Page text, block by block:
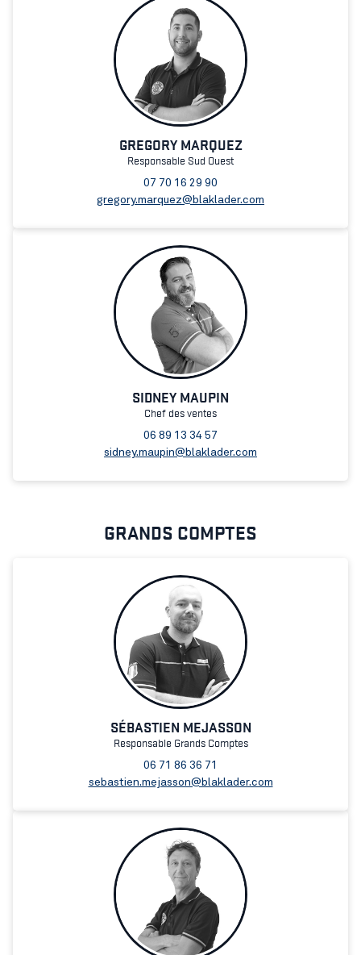
GREGORY MARQUEZ
Responsable Sud Ouest
07 70 16 29 90
gregory.marquez@blaklader.com
SIDNEY MAUPIN
Chef des ventes
06 89 13 34 57
sidney.maupin@blaklader.com
GRANDS COMPTES
SÉBASTIEN MEJASSON
Responsable Grands Comptes
06 71 86 36 71
sebastien.mejasson@blaklader.com